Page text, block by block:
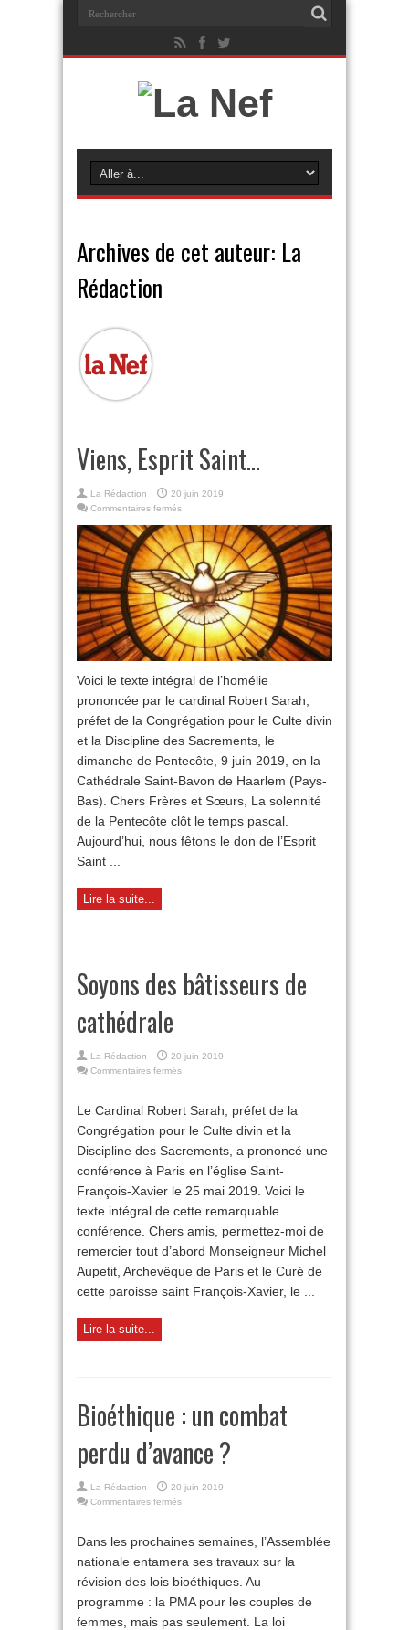
Archives de cet auteur: La
Rédaction
Viens, Esprit Saint…
La Rédaction
20 juin 2019
Commentaires fermés
Esprit
Saint…
Voici le texte intégral de l’homélie
prononcée par le cardinal Robert Sarah,
préfet de la Congrégation pour le Culte divin
et la Discipline des Sacrements, le
dimanche de Pentecôte, 9 juin 2019, en la
Cathédrale Saint-Bavon de Haarlem (Pays-
Bas). Chers Frères et Sœurs, La solennité
de la Pentecôte clôt le temps pascal.
Aujourd’hui, nous fêtons le don de l’Esprit
Saint ...
Lire la suite...
Soyons des bâtisseurs de
cathédrale
La Rédaction
20 juin 2019
Commentaires ferméssur
bâtisseurs
de
Le Cardinal Robert Sarah, préfet de la
Congrégation pour le Culte divin et la
Discipline des Sacrements, a prononcé une
conférence à Paris en l’église Saint-
François-Xavier le 25 mai 2019. Voici le
texte intégral de cette remarquable
conférence. Chers amis, permettez-moi de
remercier tout d’abord Monseigneur Michel
Aupetit, Archevêque de Paris et le Curé de
cette paroisse saint François-Xavier, le ...
Lire la suite...
Bioéthique : un combat
perdu d’avance ?
La Rédaction
20 juin 2019
Commentaires ferméssur
un
combat
d’avance
?
Dans les prochaines semaines, l’Assemblée
nationale entamera ses travaux sur la
révision des lois bioéthiques. Au
programme : la PMA pour les couples de
femmes, mais pas seulement. La loi